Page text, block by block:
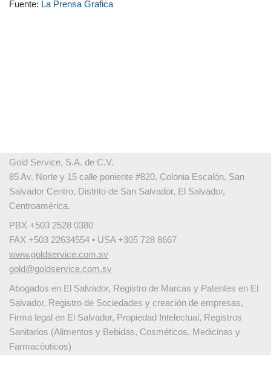
Fuente: La Prensa Grafica
Gold Service, S.A. de C.V.
85 Av. Norte y 15 calle poniente #820, Colonia Escalón, San
Salvador Centro, Distrito de San Salvador, El Salvador,
Centroamérica.
PBX +503 2528 0380
FAX +503 22634554 • USA +305 728 8667
www.goldservice.com.sv
gold@goldservice.com.sv
Abogados en El Salvador, Registro de Marcas y Patentes en El
Salvador, Registro de Sociedades y creación de empresas,
Firma legal en El Salvador, Propiedad Intelectual, Registros
Sanitarios (Alimentos y Bebidas, Cosméticos, Medicinas y
Farmacéuticos)